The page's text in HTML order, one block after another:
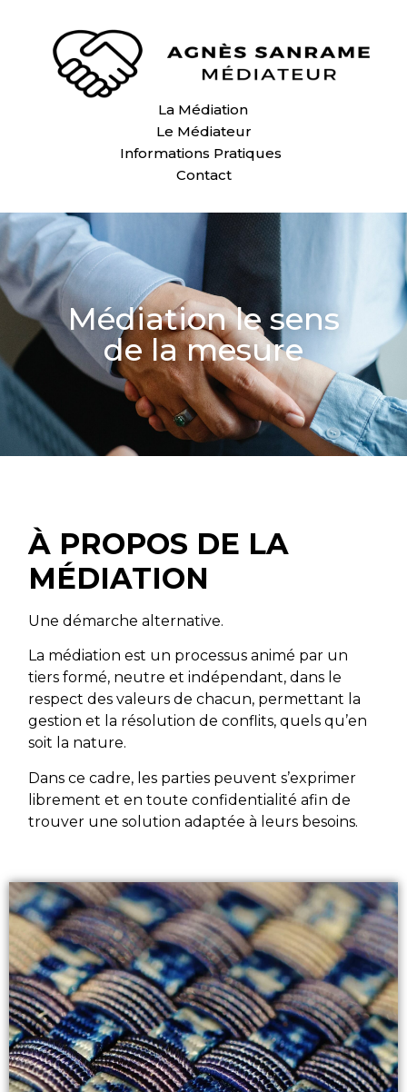
La Médiation
Le Médiateur
Informations Pratiques
Contact
Médiation le sens
de la mesure
À PROPOS DE LA
MÉDIATION
Une démarche alternative.
La médiation est un processus animé par un
tiers formé, neutre et indépendant, dans le
respect des valeurs de chacun, permettant la
gestion et la résolution de conflits, quels qu’en
soit la nature.
Dans ce cadre, les parties peuvent s’exprimer
librement et en toute confidentialité afin de
trouver une solution adaptée à leurs besoins.